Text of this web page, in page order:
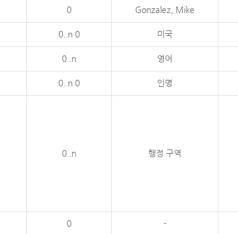
0 Gonzalez, Mike
0..n 0 미국
0..n 영어
0..n 0 인명
0..n 행정 구역
0 -